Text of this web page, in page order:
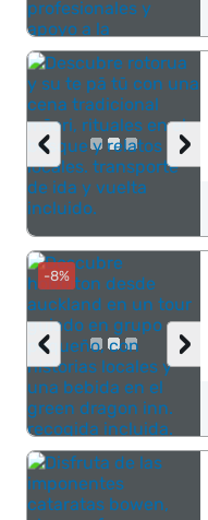
›
‹
-8%
›
‹